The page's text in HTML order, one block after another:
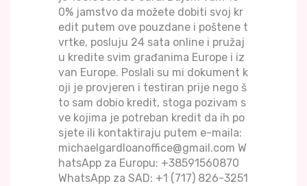
0% jamstvo da možete dobiti svoj kr
edit putem ove pouzdane i poštene t
vrtke, posluju 24 sata online i pružaj
u kredite svim građanima Europe i iz
van Europe. Poslali su mi dokument k
oji je provjeren i testiran prije nego š
to sam dobio kredit, stoga pozivam s
ve kojima je potreban kredit da ih po
sjete ili kontaktiraju putem e-maila:
michaelgardloanoffice@gmail.com W
hatsApp za Europu: +38591560870
WhatsApp za SAD: +1 (717) 826-3251